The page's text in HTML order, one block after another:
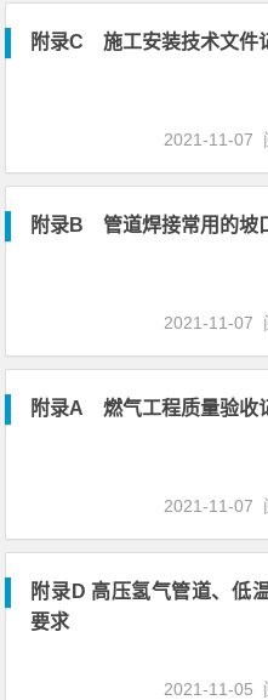
附录C 施工安装技术文件
2021-11-07
附录B 管道焊接常用的坡
2021-11-07
附录A 燃气工程质量验收
2021-11-07
附录D 高压氢气管道、低
要求
2021-11-05